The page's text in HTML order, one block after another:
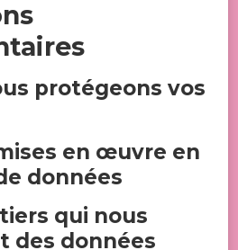
protégeons vos
en œuvre en
données
qui nous
des données